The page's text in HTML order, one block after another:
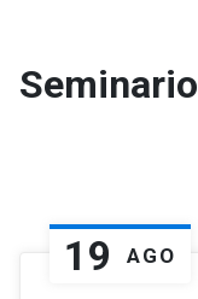
19 AGO